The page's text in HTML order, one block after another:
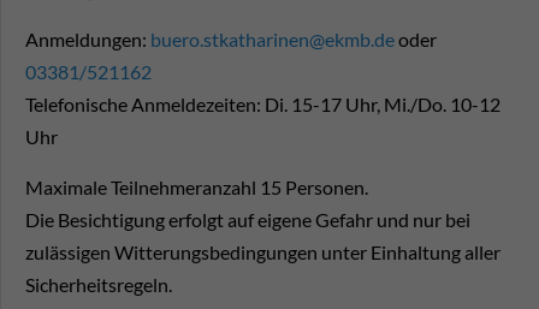
Anmeldungen: buero.stkatharinen@ekmb.deoder
03381/521162
Telefonische Anmeldezeiten: Di. 15-17 Uhr, Mi./Do. 10-12
Uhr
Maximale Teilnehmeranzahl 15 Personen.
Die Besichtigung erfolgt auf eigene Gefahr und nur bei
zulässigen Witterungsbedingungen unter Einhaltung aller
Sicherheitsregeln.